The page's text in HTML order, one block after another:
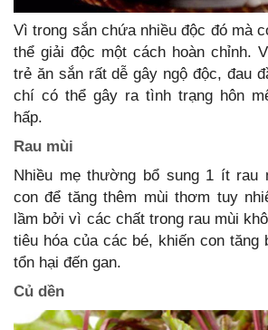
Vì trong sắn chứa nhiều độc đó mà
thể giải độc một cách hoàn chỉnh.
trẻ ăn sắn rất dễ gây ngộ độc, đau
chí có thể gây ra tình trạng hôn
hấp.
Rau mùi
Nhiều mẹ thường bổ sung 1 ít rau
con để tăng thêm mùi thơm tuy
lầm bởi vì các chất trong rau mùi
tiêu hóa của các bé, khiến con tăng
tổn hại đến gan.
Củ dền